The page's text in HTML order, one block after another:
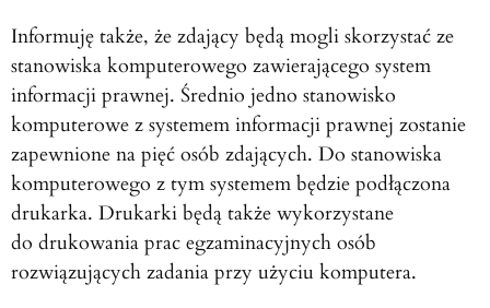
Informuję także, że zdający będą mogli skorzystać ze
stanowiska komputerowego zawierającego system
informacji prawnej. Średnio jedno stanowisko
komputerowe z systemem informacji prawnej zostanie
zapewnione na pięć osób zdających. Do stanowiska
komputerowego z tym systemem będzie podłączona
drukarka. Drukarki będą także wykorzystane
do drukowania prac egzaminacyjnych osób
rozwiązujących zadania przy użyciu komputera.